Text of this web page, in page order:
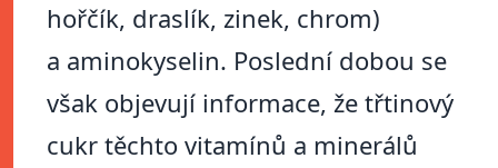
hořčík, draslík, zinek, chrom)
a aminokyselin. Poslední dobou se
však objevují informace, že třtinový
cukr těchto vitamínů a minerálů